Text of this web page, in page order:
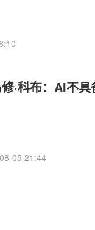
·科布：AI不
05 21:44